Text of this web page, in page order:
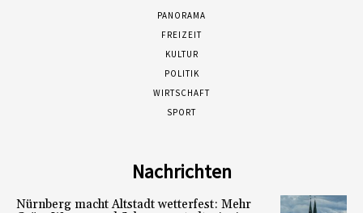
PANORAMA
FREIZEIT
KULTUR
POLITIK
WIRTSCHAFT
SPORT
Nachrichten
Nürnberg macht Altstadt wetterfest: Mehr